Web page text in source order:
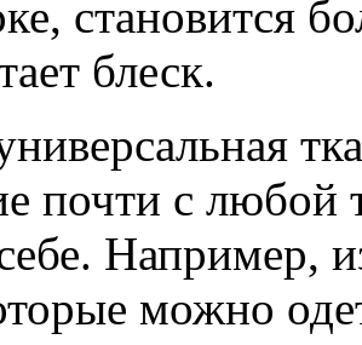
становится
блеск.
почти с любой
Например,
можно